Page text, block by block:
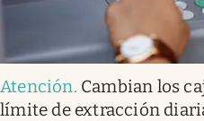
Atención. Cambian los
límite de extracción